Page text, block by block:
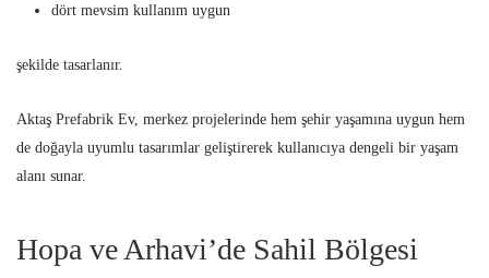
dört mevsim kullanım uygun
şekilde tasarlanır.
Aktaş Prefabrik Ev, merkez projelerinde hem şehir yaşamına uygun hem
de doğayla uyumlu tasarımlar geliştirerek kullanıcıya dengeli bir yaşam
alanı sunar.
Hopa ve Arhavi’de Sahil Bölgesi